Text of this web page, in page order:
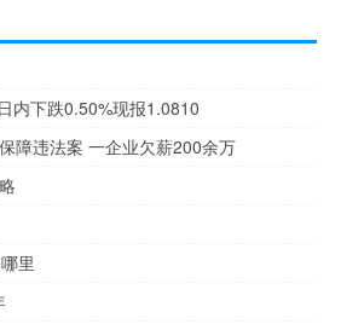
内下跌0.50%现报1.0810
障违法案 一企业欠薪200余万
里